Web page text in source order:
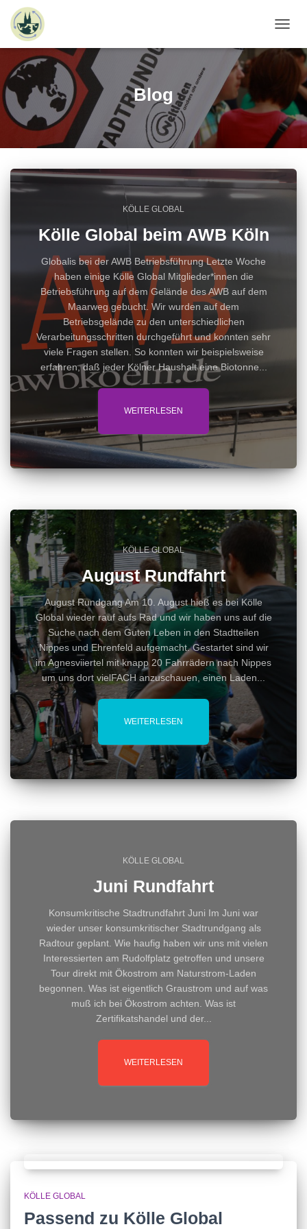
Blog
KÖLLE GLOBAL
Kölle Global beim AWB Köln
Globalis bei der AWB Betriebsführung Letzte Woche
haben einige Kölle Global Mitglieder*innen die
Betriebsführung auf dem Gelände des AWB auf dem
Maarweg gebucht. Wir wurden auf dem
Betriebsgelände zu den unterschiedlichen
Verarbeitungsschritten durchgeführt und konnten sehr
viele Fragen stellen. So konnten wir beispielsweise
erfahren, daß jeder Kölner Haushalt eine Biotonne...
WEITERLESEN
KÖLLE GLOBAL
August Rundfahrt
August Rundgang Am 10. August hieß es bei Kölle
Global wieder rauf aufs Rad und wir haben uns auf die
Suche nach dem Guten Leben in den Stadtteilen
Nippes und Ehrenfeld aufgemacht. Gestartet sind wir
im Agnesviiertel mit knapp 20 Fahrrädern nach Nippes
um uns dort vielFACH anzuschauen, einen Laden...
WEITERLESEN
KÖLLE GLOBAL
Juni Rundfahrt
Konsumkritische Stadtrundfahrt Juni Im Juni war
wieder unser konsumkritischer Stadtrundgang als
Radtour geplant. Wie haufig haben wir uns mit vielen
Interessierten am Rudolfplatz getroffen und unsere
Tour direkt mit Ökostrom am Naturstrom-Laden
begonnen. Was ist eigentlich Graustrom und auf was
muß ich bei Ökostrom achten. Was ist
Zertifikatshandel und der...
WEITERLESEN
KÖLLE GLOBAL
Passend zu Kölle Global